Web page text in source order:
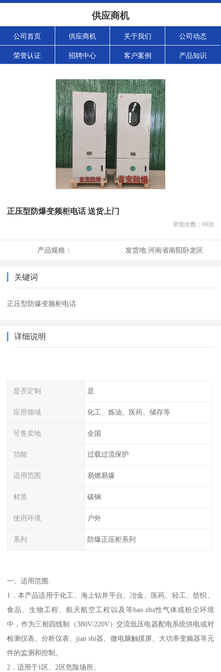
供应商机
公司首页 供应商机 关于我们 公司动态
荣誉认证 招聘中心 客户案例 产品知识
正压型防爆变频柜电话 送货上门
浏览次数： 69次
产品规格： 发货地:河南省南阳卧龙区
关键词
正压型防爆变频柜电话
详细说明
是否定制 是
应用领域 化工、炼油、医药、储存等
可售卖地 全国
功能 过载过流保护
适用范围 易燃易爆
材质 碳钢
使用环境 户外
系列 防爆正压柜系列
一、适用范围:
1．本产品适用于化工、海上钻井平台、冶金、医药、轻工、纺织、
食品、生物工程、航天航空工程以及等bao zha性气体或粉尘环境
中，作为三相四线制（380V/220V）交流低压电器配电系统供电或对
检测仪表、分析仪表、jian shi器、微电脑触摸屏、大功率变频器等元
件的监测和控制。
2．适用于1区、2区危险场所。